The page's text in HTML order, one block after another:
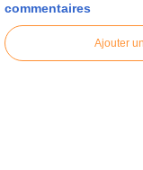
commentaires
Ajouter